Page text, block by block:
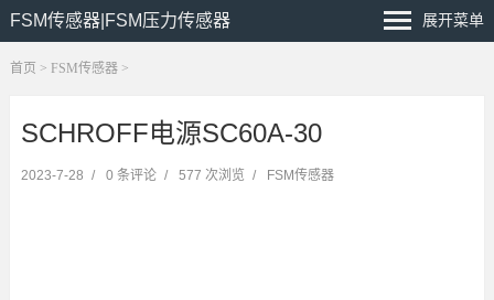
FSM传感器|FSM压力传感器 展开菜单
首页 > FSM传感器>
SCHROFF电源SC60A-30
2023-7-28 / 0 条评论 / 577 次浏览 / FSM传感器